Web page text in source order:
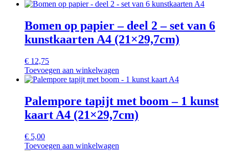
Bomen op papier – deel 2 – set van 6
kunstkaarten A4 (21×29,7cm)
€ 12,75
Toevoegen aan winkelwagen
Palempore tapijt met boom – 1 kunst
kaart A4 (21×29,7cm)
€ 5,00
Toevoegen aan winkelwagen